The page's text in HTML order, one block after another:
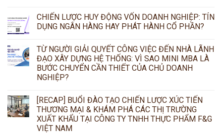
CHIẾN LƯỢC HUY ĐỘNG VỐN DOANH NGHIỆP: TÍN
DỤNG NGÂN HÀNG HAY PHÁT HÀNH CỔ PHẦN?
TỪ NGƯỜI GIẢI QUYẾT CÔNG VIỆC ĐẾN NHÀ LÃNH
ĐẠO XÂY DỰNG HỆ THỐNG: VÌ SAO MINI MBA LÀ
BƯỚC CHUYỂN CẦN THIẾT CỦA CHỦ DOANH
NGHIỆP?
[RECAP] BUỔI ĐÀO TẠO CHIẾN LƯỢC XÚC TIẾN
THƯƠNG MẠI & KHÁM PHÁ CÁC THỊ TRƯỜNG
XUẤT KHẨU TẠI CÔNG TY TNHH THỰC PHẨM F&G
VIỆT NAM